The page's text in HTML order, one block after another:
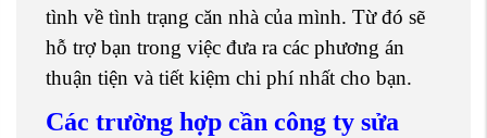
tình về tình trạng căn nhà của mình. Từ đó sẽ
hỗ trợ bạn trong việc đưa ra các phương án
thuận tiện và tiết kiệm chi phí nhất cho bạn.
Các trường hợp cần công ty sửa